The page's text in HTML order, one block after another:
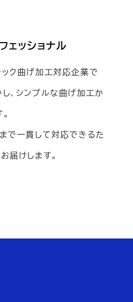
ェッショナル
ク曲げ加工対応企業で
、シンプルな曲げ加工か
で一貫して対応できるた
届けします。